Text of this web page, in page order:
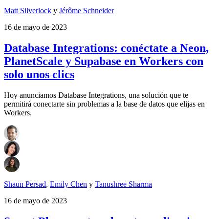
Matt Silverlock y Jérôme Schneider
16 de mayo de 2023
Database Integrations: conéctate a Neon,
PlanetScale y Supabase en Workers con
solo unos clics
Hoy anunciamos Database Integrations, una solución que te
permitirá conectarte sin problemas a la base de datos que elijas en
Workers.
Shaun Persad, Emily Chen y Tanushree Sharma
16 de mayo de 2023